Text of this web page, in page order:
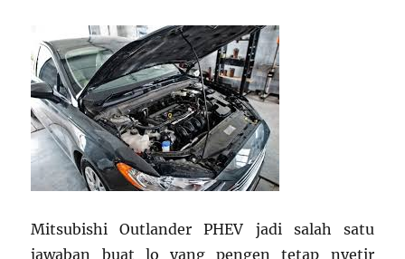
Mitsubishi Outlander PHEV jadi salah satu
jawaban buat lo yang pengen tetap nyetir